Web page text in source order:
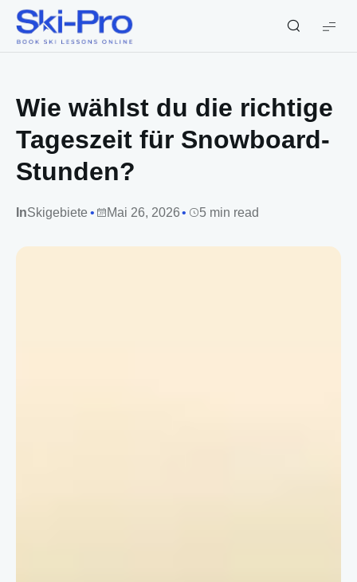
Ski-
Pro
Wie wählst du die richtige
Tageszeit für Snowboard-
Stunden?
InSkigebiete Mai 26, 2026 5 min read